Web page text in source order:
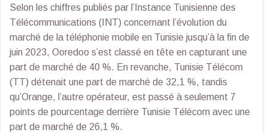
Selon les chiffres publiés par l’Instance Tunisienne des
Télécommunications (INT) concernant l’évolution du
marché de la téléphonie mobile en Tunisie jusqu’à la fin de
juin 2023, Ooredoo s’est classé en tête en capturant une
part de marché de 40 %. En revanche, Tunisie Télécom
(TT) détenait une part de marché de 32,1 %, tandis
qu’Orange, l’autre opérateur, est passé à seulement 7
points de pourcentage derrière Tunisie Télécom avec une
part de marché de 26,1 %.